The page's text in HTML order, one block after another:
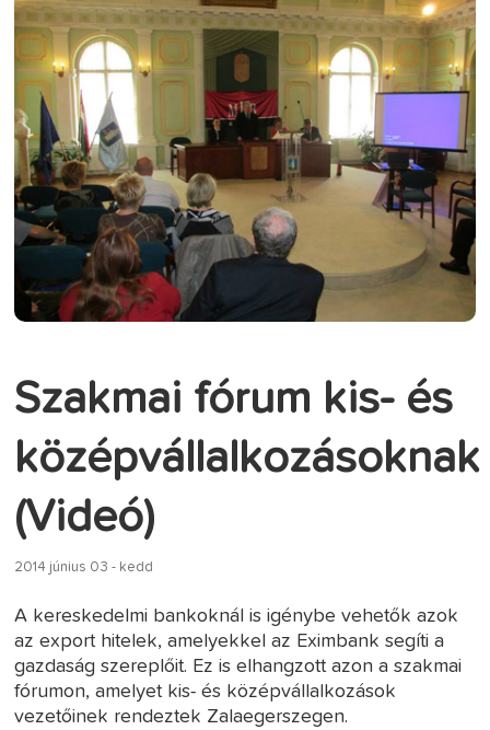
Szakmai fórum kis- és
középvállalkozásoknak
(Videó)
2014 június 03 - kedd
A kereskedelmi bankoknál is igénybe vehetők azok
az export hitelek, amelyekkel az Eximbank segíti a
gazdaság szereplőit. Ez is elhangzott azon a szakmai
fórumon, amelyet kis- és középvállalkozások
vezetőinek rendeztek Zalaegerszegen.